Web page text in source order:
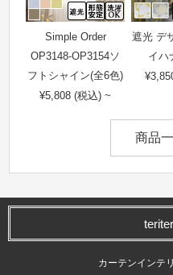
Simple Order
OP3148-OP3154ソ
フトシャイン(全6色)
¥5,808 (税込) ~
遮光 デ
イハ
商品
カーテンインテ